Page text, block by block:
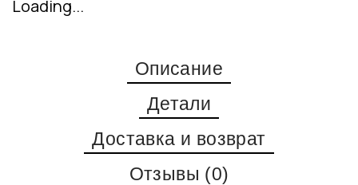
Loading...
Описание
Детали
Доставка и возврат
Отзывы (0)